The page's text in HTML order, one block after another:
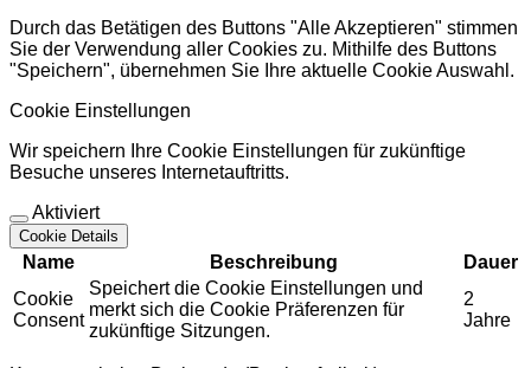
Durch das Betätigen des Buttons "Alle Akzeptieren" stimmen
Sie der Verwendung aller Cookies zu. Mithilfe des Buttons
"Speichern", übernehmen Sie Ihre aktuelle Cookie Auswahl.
Cookie Einstellungen
Wir speichern Ihre Cookie Einstellungen für zukünftige
Besuche unseres Internetauftritts.
Aktiviert
Cookie Details
Name Beschreibung
Dauer
Cookie
Consent
Speichert die Cookie Einstellungen und
merkt sich die Cookie Präferenzen für
zukünftige Sitzungen.
2
Jahre